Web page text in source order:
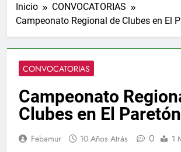
Inicio
CONVOCATORIAS
Campeonato Regional de Clubes en El
CONVOCATORIAS
Campeonato
Clubes en El Paretón
Febamur 10 Años Atrás 0 1